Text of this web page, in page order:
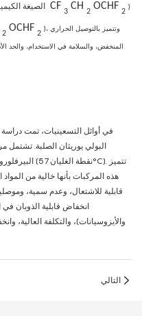
CF 3 CH 2 OCHF 2
)
2 OCHF 2
)، وتتميز بالتوصيل الحراري
المنخفض، والسلامة في الاستخدام، والحد
في أوائل التسعينيات، تمت
البولي يوريثان الصلبة. تشتمل
هذه المركبات بأنها خالية من
قابلية للاشتعال، وعدم سمية،
انخفاض قابلية الذوبان في
والأيزوسيانات)، والتكلفة العالية،
التالي